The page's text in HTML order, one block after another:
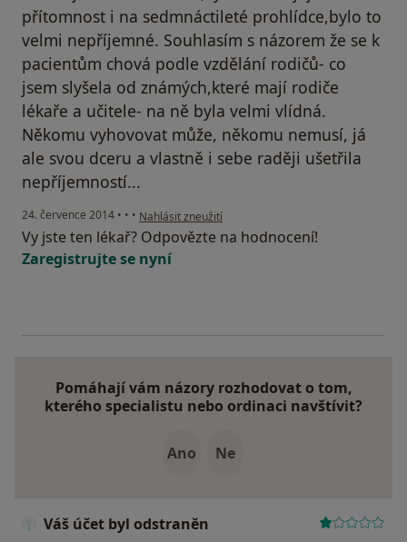
přítomnost i na sedmnáctileté prohlídce,bylo to
velmi nepříjemné. Souhlasím s názorem že se k
pacientům chová podle vzdělání rodičů- co
jsem slyšela od známých,které mají rodiče
lékaře a učitele- na ně byla velmi vlídná.
Někomu vyhovovat může, někomu nemusí, já
ale svou dceru a vlastně i sebe raději ušetřila
nepříjemností...
24. července 2014 • • • podle názoru uživatele Váš účet byl odstraněn
Nahlásit zneužití
Vy jste ten lékař? Odpovězte na hodnocení!
Zaregistrujte se nyní
Pomáhají vám názory rozhodovat o tom,
kterého specialistu nebo ordinaci navštívit?
Ano Ne
Váš účet byl odstraněn